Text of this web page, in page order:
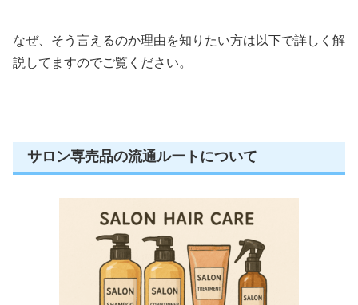
なぜ、そう言えるのか理由を知りたい方は以下で詳しく解
説してますのでご覧ください。
サロン専売品の流通ルートについて